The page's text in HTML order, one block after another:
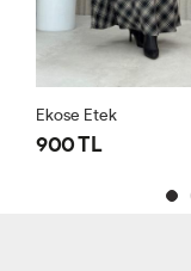
Ekose Etek
900 TL